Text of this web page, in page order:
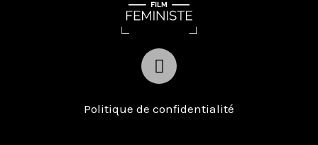
I
n
t
Politique de confidentialité